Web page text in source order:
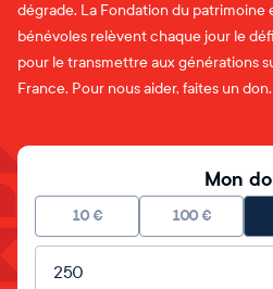
dégrade. La Fondation du patrimoine
bénévoles relèvent chaque jour le
pour le transmettre aux générations
France. Pour nous aider, faites un don.
Mon
10 € 100 €
Montant libre